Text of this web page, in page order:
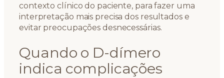
contexto clínico do paciente, para fazer uma
interpretação mais precisa dos resultados e
evitar preocupações desnecessárias.
Quando o D-dímero
indica complicações